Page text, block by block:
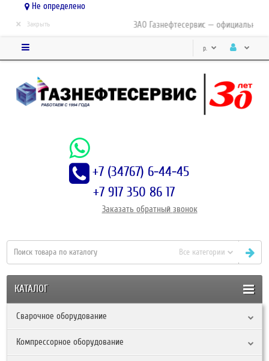
Не определено
ЗАО Газнефтесервис — официальный
× Закрыть
р.
+7 (34767) 6-44-45
+7 917 350 86 17
Заказать обратный звонок
Все категории
КАТАЛОГ
Сварочное оборудование
Компрессорное оборудование